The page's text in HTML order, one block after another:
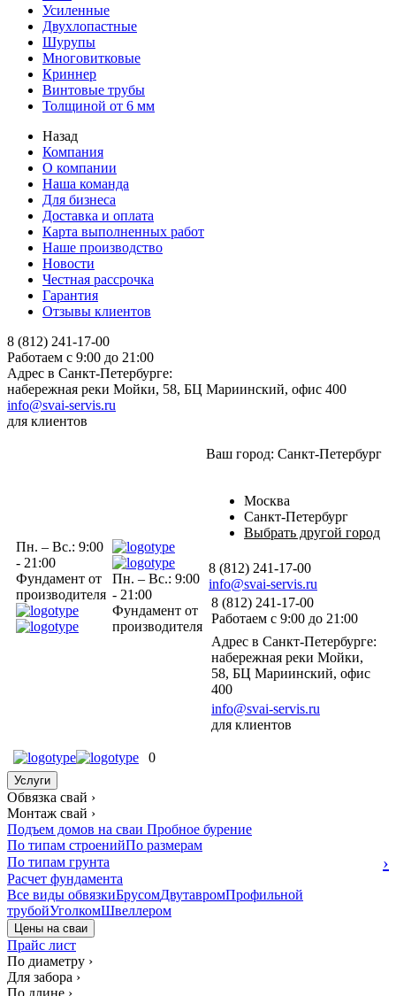
Усиленные
Двухлопастные
Шурупы
Многовитковые
Криннер
Винтовые трубы
Толщиной от 6 мм
Назад
Компания
О компании
Наша команда
Для бизнеса
Доставка и оплата
Карта выполненных работ
Наше производство
Новости
Честная рассрочка
Гарантия
Отзывы клиентов
8 (812) 241-17-00
Работаем с 9:00 до 21:00
Адрес в Санкт-Петербурге:
набережная реки Мойки, 58, БЦ Мариинский, офис 400
info@svai-servis.ru
для клиентов
Пн. – Вс.: 9:00
- 21:00
Фундамент от
производителя
Пн. – Вс.: 9:00
- 21:00
Фундамент от
производителя
Ваш город: Санкт-Петербург
Москва
Санкт-Петербург
Выбрать другой город
8 (812) 241-17-00
info@svai-servis.ru
8 (812) 241-17-00
Работаем с 9:00 до 21:00
Адрес в Санкт-Петербурге:
набережная реки Мойки,
58, БЦ Мариинский, офис
400
info@svai-servis.ru
для клиентов
0
Услуги
Обвязка свай ›
Монтаж свай ›
Подъем домов на сваи Пробное бурение
По типам строенийПо размерам
По типам грунта
›
Расчет фундамента
Все виды обвязкиБрусомДвутавромПрофильной
трубойУголкомШвеллером
Цены на сваи
Прайс лист
По диаметру ›
Для забора ›
По длине ›